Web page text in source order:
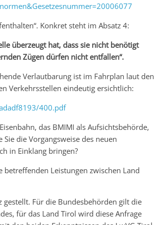
Konkret steht im Absatz 4:
überzeugt hat, dass sie nicht benötigt
Zügen dürfen nicht entfallen“.
Verlautbarung ist im Fahrplan laut den
Verkehrsstellen eindeutig ersichtlich:
400.pdf
das BMIMI als Aufsichtsbehörde,
die Vorgangsweise des neuen
in Einklang bringen?
Leistungen zwischen Land
Für die Bundesbehörden gilt die
für das Land Tirol wird diese Anfrage